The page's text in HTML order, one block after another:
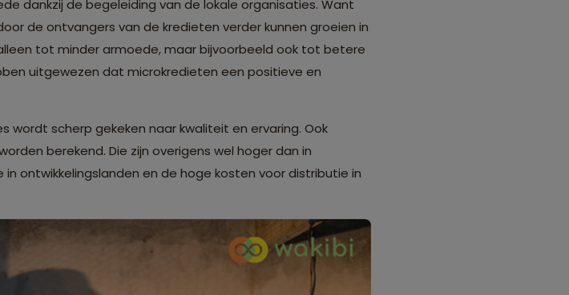
dankzij de begeleiding van de lokale organisaties. Want
de ontvangers van de kredieten verder kunnen groeien in
tot minder armoede, maar bijvoorbeeld ook tot betere
uitgewezen dat microkredieten een positieve en
scherp gekeken naar kwaliteit en ervaring. Ook
berekend. Die zijn overigens wel hoger dan in
ontwikkelingslanden en de hoge kosten voor distributie in